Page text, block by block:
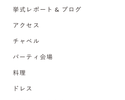
挙式レポート & ブログ
アクセス
チャペル
パーティ会場
料理
ドレス